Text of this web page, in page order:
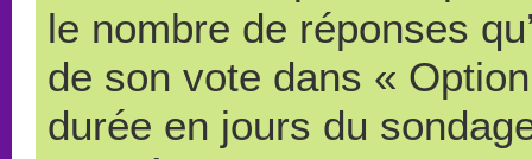
le nombre de réponses
de son vote dans «
durée en jours du